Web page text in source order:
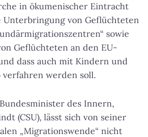
in ökumenischer Eintracht
Unterbringung von Geflüchteten
sowie
Geflüchteten an den EU-
dass auch mit Kindern und
verfahren werden soll.
des Innern,
(CSU), lässt sich von seiner
„Migrationswende“ nicht